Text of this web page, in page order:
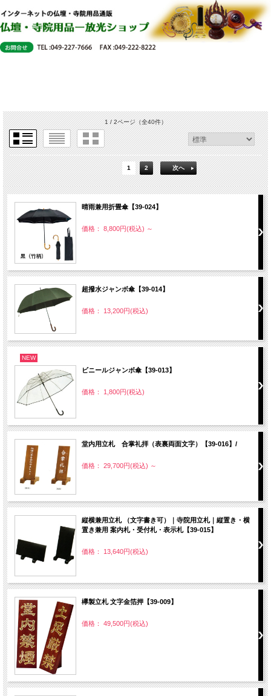
1 / 2ページ（全40件）
1 2 次へ
晴雨兼用折畳傘【39-024】
価格： 8,800円(税込) ～
超撥水ジャンボ傘【39-014】
価格： 13,200円(税込)
NEW
ビニールジャンボ傘【39-013】
価格： 1,800円(税込)
堂内用立札 合掌礼拝（表裏両面文字）【39-016】/
価格： 29,700円(税込) ～
縦横兼用立札 （文字書き可）｜寺院用立札｜縦置き・横
置き兼用 案内札・受付札・表示札【39-015】
価格： 13,640円(税込)
欅製立札 文字金箔押【39-009】
価格： 49,500円(税込)